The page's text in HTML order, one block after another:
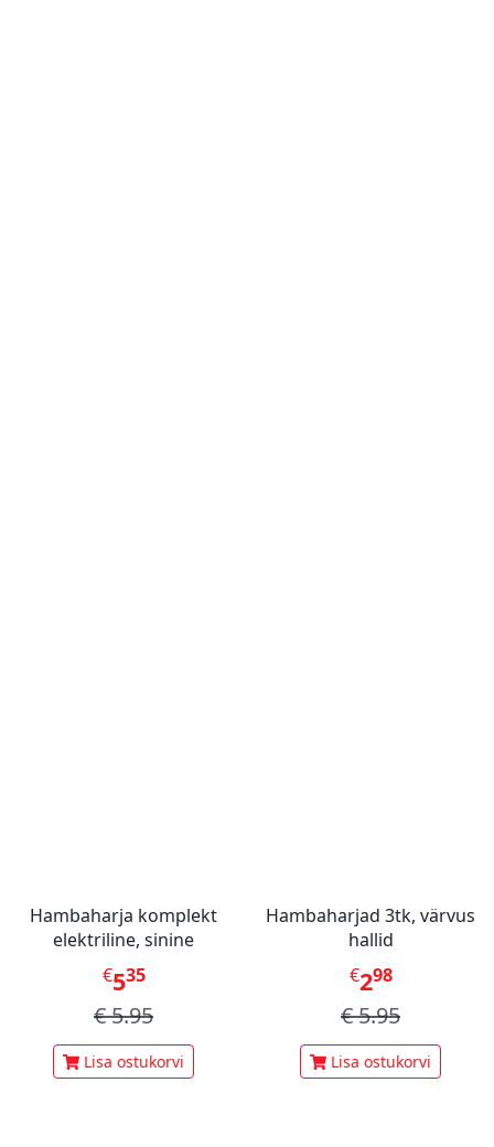
Hambaharja komplekt
elektriline, sinine
€535
€5.95
Lisa ostukorvi
Hambaharjad 3tk, värvus
hallid
€298
€5.95
Lisa ostukorvi